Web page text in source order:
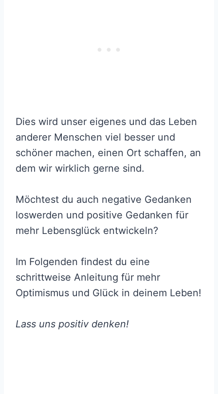
Dies wird unser eigenes und das Leben
anderer Menschen viel besser und
schöner machen, einen Ort schaffen, an
dem wir wirklich gerne sind.
Möchtest du auch negative Gedanken
loswerden und positive Gedanken für
mehr Lebensglück entwickeln?
Im Folgenden findest du eine
schrittweise Anleitung für mehr
Optimismus und Glück in deinem Leben!
Lass uns positiv denken!